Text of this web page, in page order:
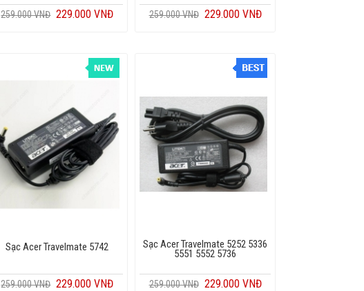
259.000 VNĐ 229.000 VNĐ 259.000 VNĐ 229.000 VNĐ
Sạc Acer Travelmate 5742
259.000 VNĐ 229.000 VNĐ
Sạc Acer Travelmate 5252 5336
5551 5552 5736
259.000 VNĐ 229.000 VNĐ